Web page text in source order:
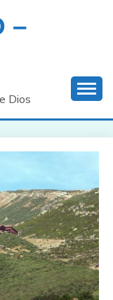
–
Dios